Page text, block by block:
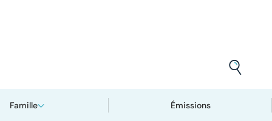
Famille Émissions